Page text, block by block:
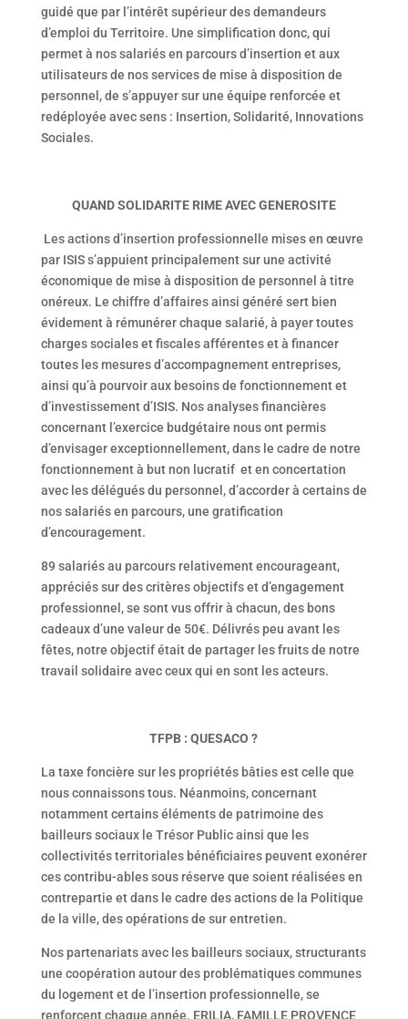
guidé que par l’intérêt supérieur des demandeurs
d’emploi du Territoire. Une simplification donc, qui
permet à nos salariés en parcours d’insertion et aux
utilisateurs de nos services de mise à disposition de
personnel, de s’appuyer sur une équipe renforcée et
redéployée avec sens : Insertion, Solidarité, Innovations
Sociales.
QUAND SOLIDARITE RIME AVEC GENEROSITE
Les actions d’insertion professionnelle mises en œuvre
par ISIS s’appuient principalement sur une activité
économique de mise à disposition de personnel à titre
onéreux. Le chiffre d’affaires ainsi généré sert bien
évidement à rémunérer chaque salarié, à payer toutes
charges sociales et fiscales afférentes et à financer
toutes les mesures d’accompagnement entreprises,
ainsi qu’à pourvoir aux besoins de fonctionnement et
d’investissement d’ISIS. Nos analyses financières
concernant l’exercice budgétaire nous ont permis
d’envisager exceptionnellement, dans le cadre de notre
fonctionnement à but non lucratif et en concertation
avec les délégués du personnel, d’accorder à certains de
nos salariés en parcours, une gratification
d’encouragement.
89 salariés au parcours relativement encourageant,
appréciés sur des critères objectifs et d’engagement
professionnel, se sont vus offrir à chacun, des bons
cadeaux d’une valeur de 50€. Délivrés peu avant les
fêtes, notre objectif était de partager les fruits de notre
travail solidaire avec ceux qui en sont les acteurs.
TFPB : QUESACO ?
La taxe foncière sur les propriétés bâties est celle que
nous connaissons tous. Néanmoins, concernant
notamment certains éléments de patrimoine des
bailleurs sociaux le Trésor Public ainsi que les
collectivités territoriales bénéficiaires peuvent exonérer
ces contribu-ables sous réserve que soient réalisées en
contrepartie et dans le cadre des actions de la Politique
de la ville, des opérations de sur entretien.
Nos partenariats avec les bailleurs sociaux, structurants
une coopération autour des problématiques communes
du logement et de l’insertion professionnelle, se
renforcent chaque année. ERILIA, FAMILLE PROVENCE